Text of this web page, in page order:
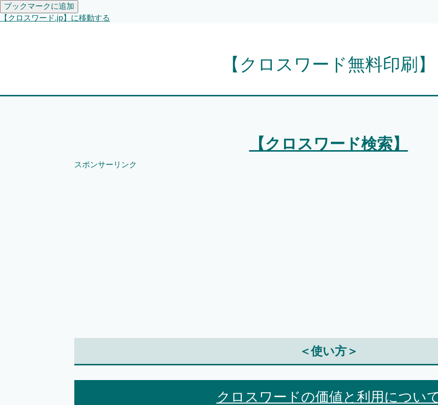
ブックマークに追加
【クロスワード.jp】に移動する
【クロスワード無料印刷】
【クロスワード検索】
スポンサーリンク
＜使い方＞
クロスワードの価値と利用につい